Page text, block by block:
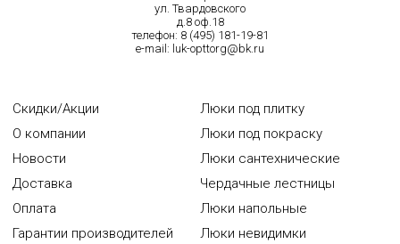
ул. Твардовского
д.8 оф.18
телефон: 8 (495) 181-19-81
e-mail: luk-opttorg@bk.ru
Скидки/Акции
О компании
Новости
Доставка
Оплата
Гарантии производителей
Люки под плитку
Люки под покраску
Люки сантехнические
Чердачные лестницы
Люки напольные
Люки невидимки